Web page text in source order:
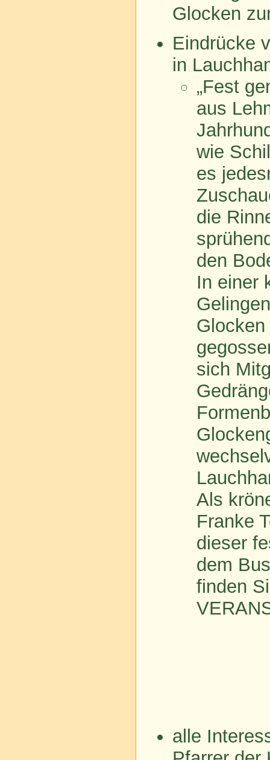
Glocken
Eindrücke
in
„Fest
aus
wie
es
die
den
In einer
sich
Als
Franke
dieser
dem
finden
alle